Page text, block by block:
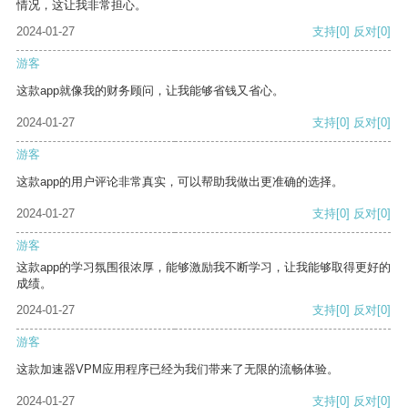
情况，这让我非常担心。
2024-01-27
支持[0] 反对[0]
游客
这款app就像我的财务顾问，让我能够省钱又省心。
2024-01-27 支持[0] 反对[0]
游客
这款app的用户评论非常真实，可以帮助我做出更准确的选择。
2024-01-27 支持[0] 反对[0]
游客
这款app的学习氛围很浓厚，能够激励我不断学习，让我能够取得更好的
成绩。
2024-01-27
支持[0] 反对[0]
游客
这款加速器VPM应用程序已经为我们带来了无限的流畅体验。
2024-01-27 支持[0] 反对[0]